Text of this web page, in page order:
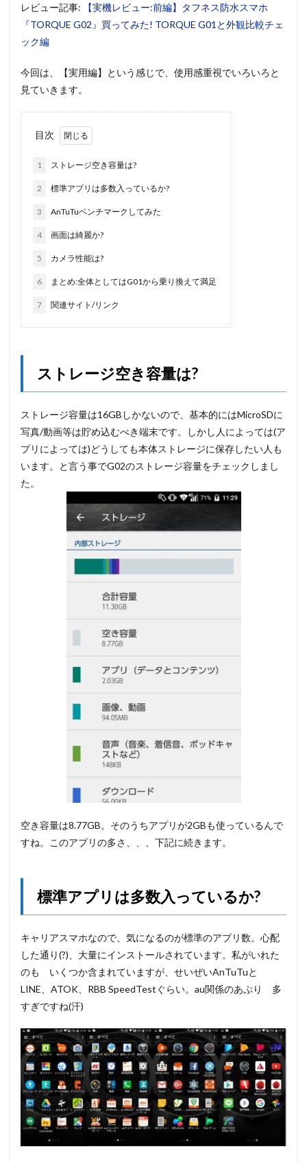
レビュー記事:
【実機レビュー:前編】タフネス防水スマホ
『TORQUE G02』買ってみた! TORQUE G01と外観比較チェ
ック編
今回は、【実用編】という感じで、使用感重視でいろいろと
見ていきます。
目次
1 ストレージ空き容量は?
2 標準アプリは多数入っているか?
3 AnTuTuベンチマークしてみた
4 画面は綺麗か?
5 カメラ性能は?
6 まとめ:全体としてはG01から乗り換えて満足
7 関連サイト/リンク
ストレージ空き容量は?
ストレージ容量は16GBしかないので、基本的にはMicroSDに
写真/動画等は貯め込むべき端末です。しかし人によっては(ア
プリによっては)どうしても本体ストレージに保存したい人も
います。と言う事でG02のストレージ容量をチェックしまし
た。
空き容量は8.77GB。そのうちアプリが2GBも使っているんで
すね。このアプリの多さ、、、下記に続きます。
標準アプリは多数入っているか?
キャリアスマホなので、気になるのが標準のアプリ数。心配
した通り(?)、大量にインストールされています。私がいれた
のも いくつか含まれていますが、せいぜいAnTuTuと
LINE、ATOK、RBB SpeedTestぐらい。au関係のあぷり 多
すぎですね(汗)